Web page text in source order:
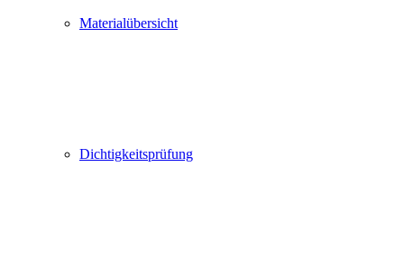
Materialübersicht
Dichtigkeitsprüfung